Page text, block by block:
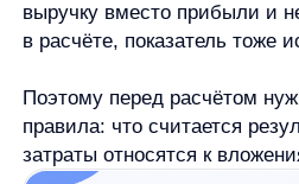
Сначала считаем чистый
140 000 − 100 000 = 40 000 рублей
ROI = 40 000 / 100 000×100% =
ROI проекта — 40%. В выбранной
это значит, что вложения